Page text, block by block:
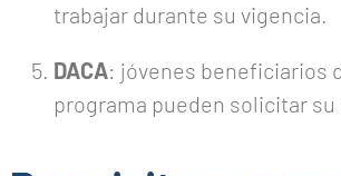
trabajar durante su vigencia.
DACA: jóvenes beneficiarios
programa pueden solicitar su